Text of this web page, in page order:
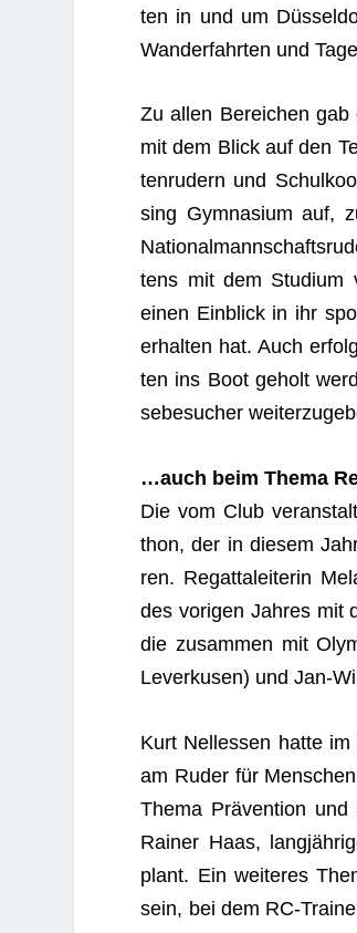
ten in und um
Wan­der­fahr­ten und
Zu allen Berei­chen
mit dem Blick auf den
ten­ru­dern und
sing Gym­na­sium auf,
tens mit dem Stu­dium
einen Ein­blick in ihr
erhal­ten hat. Auch
ten ins Boot geholt
se­be­su­cher
…auch beim Thema
Die vom Club
thon, der in die­sem
ren. Regattalei­te­rin
des vori­gen Jah­res mit
die zusam­men mit
Lever­ku­sen) und Jan-
Kurt Nel­les­sen hatte
am Ruder für
Thema Prä­ven­tion
Rai­ner Haas,
plant. Ein wei­te­res
sein, bei dem RC-